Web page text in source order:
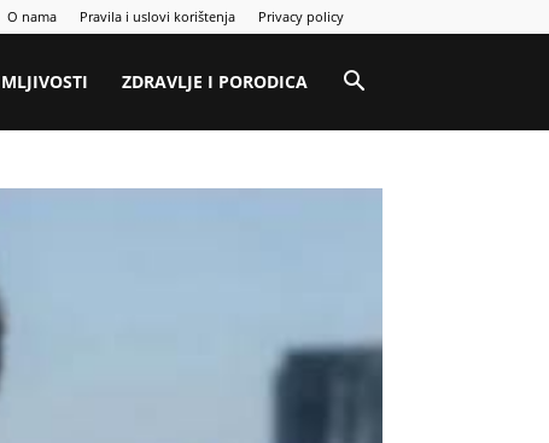
O nama Pravila i uslovi korištenja Privacy policy
ZDRAVLJE I PORODICA